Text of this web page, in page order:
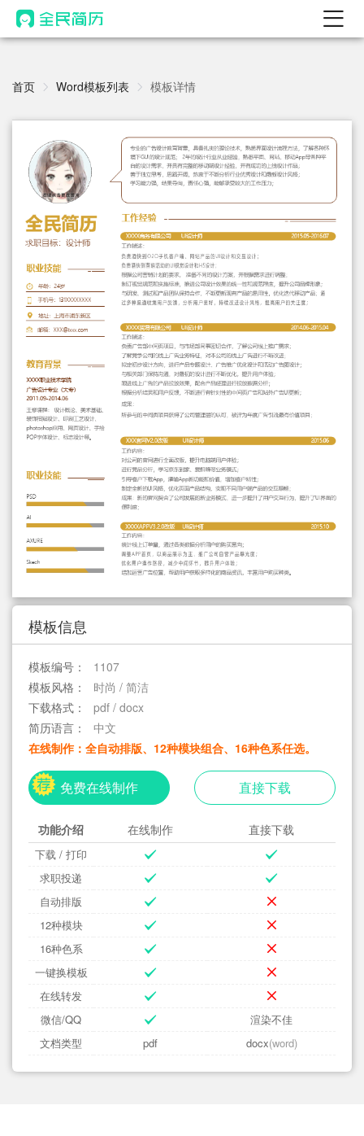
AI 简历工具 热门
AI 生成简历
AI 优化简历
AI 翻译简历
AI 诊断简历
AI 模拟面试
面试自我介绍
AI 职场工具 New
简历模板
简历教程
登录 / 注册
首页 Word模板列表 模板详情
模板信息
模板编号：
1107
模板风格：
时尚 / 简洁
下载格式：
pdf / docx
简历语言：
中文
在线制作：全自动排版、12种模块组合、16种色系任选。
免费在线制作 直接下载
功能介绍 在线制作 直接下载
下载 / 打印
求职投递
自动排版
12种模块
16种色系
一键换模板
在线转发
微信/QQ
渲染不佳
文档类型
pdf docx(word)